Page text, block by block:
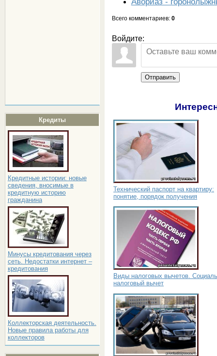
Кредиты
Кредитные истории: новые
сведения, вносимые в
кредитную историю
гражданина
Минусы кредитования через
сеть. Недостатки интернет –
кредитования
Коллекторская деятельность.
Новые правила работы для
коллекторов
Всего комментариев: 0
Войдите:
Отправить
Технический паспорт на квартиру:
понятие, порядок получения
Виды налоговых вычетов.
налоговый вычет